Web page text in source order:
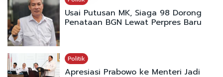
Usai Putusan MK, Siaga 98 Dorong
Penataan BGN Lewat Perpres Baru
Politik
Apresiasi Prabowo ke Menteri Jadi